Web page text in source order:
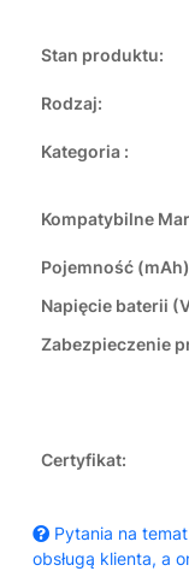
Stan produktu:
Rodzaj:
Kategoria :
Kompatybilne
Pojemność
Napięcie baterii
Zabezpieczenie
Certyfikat:
Pytania na
obsługą klienta, a